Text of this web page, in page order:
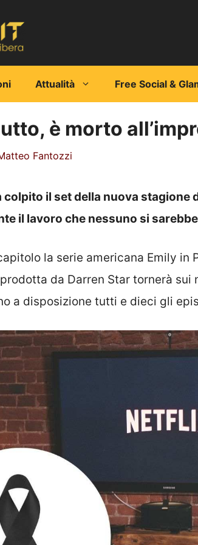
Attualità Free Social &
è morto
Fantozzi
colpito il set della nuova stagione
il lavoro che nessuno si
la serie americana Emily in
da Darren Star tornerà
a disposizione tutti e dieci gli